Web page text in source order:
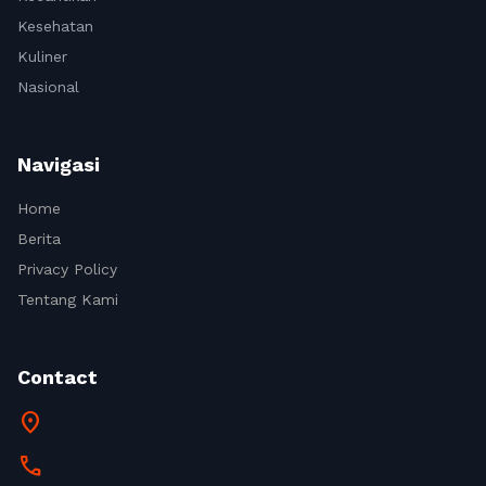
Kesehatan
Kuliner
Nasional
Navigasi
Home
Berita
Privacy Policy
Tentang Kami
Contact
location_on
call